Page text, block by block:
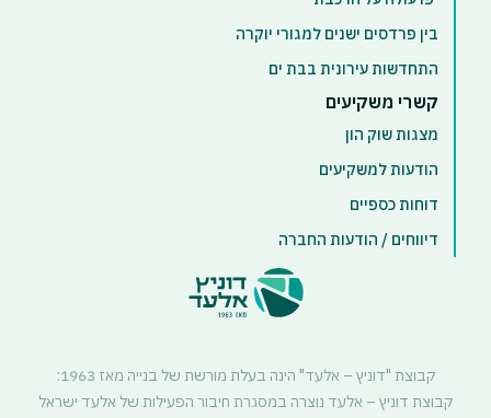
קבוצת "דוניץ – אלעד" הינה בעלת מורשת של בנייה מאז 1963:
קבוצת דוניץ – אלעד נוצרה במסגרת חיבור הפעילות של אלעד ישראל
בין פרדסים ישנים למגורי יוקרה
התחדשות עירונית בבת ים
קשרי משקיעים
מצגות שוק הון
הודעות למשקיעים
דוחות כספיים
דיווחים / הודעות החברה